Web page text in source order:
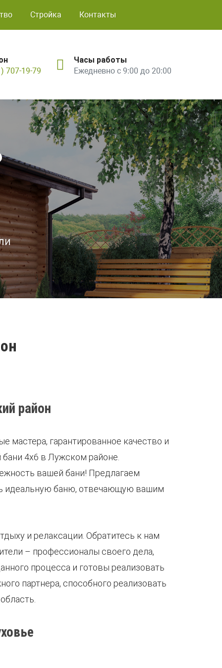
Стройка Контакты
707-19-79
Часы работы
Ежедневно с 9:00 до 20:00
район
мастера, гарантированное качество и
4х6 в Лужском районе.
вашей бани! Предлагаем
идеальную баню, отвечающую вашим
и релаксации. Обратитесь к нам
– профессионалы своего дела,
процесса и готовы реализовать
партнера, способного реализовать